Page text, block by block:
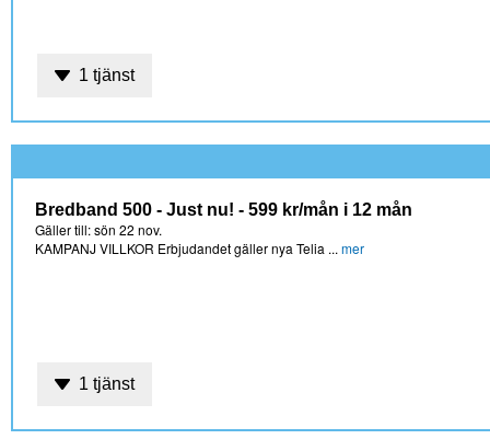
1 tjänst
Bredband 500 - Just nu! - 599 kr/mån i 12 mån
Gäller till: sön 22 nov.
KAMPANJ VILLKOR Erbjudandet gäller nya Telia ... mer
1 tjänst